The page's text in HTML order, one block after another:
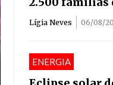
Lígia Neves 06/08/
ENERGIA